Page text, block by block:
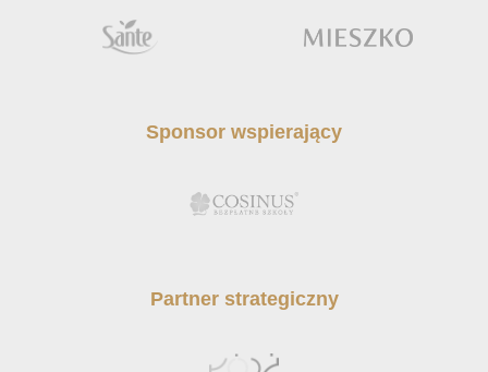
Sponsor wspierający
Partner strategiczny